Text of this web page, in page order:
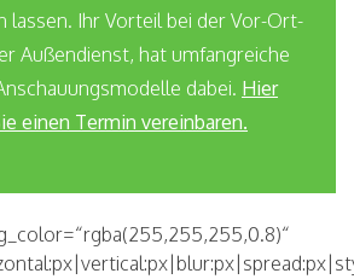
lassen. Ihr Vorteil bei der Vor-Ort-
Außendienst, hat umfangreiche
dabei. Hier
einen Termin vereinbaren.